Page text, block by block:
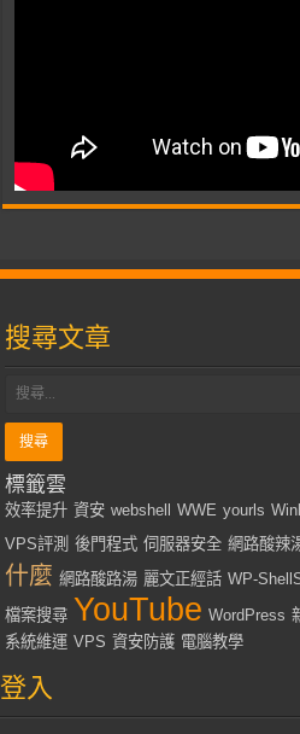
搜尋文章
標籤雲
效率提升 資安 webshell WWE yourls
VPS評測 後門程式 伺服器安全 網路酸辣
什麼 網路酸路湯 麗文正經話 WP-
檔案搜尋 YouTube WordPress
系統維運 VPS 資安防護 電腦教學
登入